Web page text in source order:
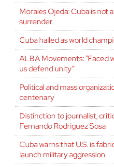
Morales Ojeda: Cuba is not
surrender
Cuba hailed as world
ALBA Movements: “Faced
us defend unity”
Political and mass
centenary
Distinction to journalist,
Fernando Rodriguez Sosa
Cuba warns that U.S. is
launch military aggression